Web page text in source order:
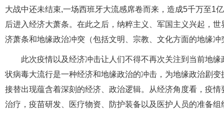
大战中还未结束,一场西班牙大流感席卷而来，造成5千万至1
后进入经济大萧条。在此之后，纳粹主义、军国主义兴起，
济萧条和地缘政治冲突（包括文明、宗教、文化方面的地缘
此次疫情以及经济冲击让人们不得不再次关注到当前地
状病毒大流行是一种经济和地缘政治的冲击，为地缘政治剧
接替出现蕴含着深刻的经济、政治逻辑。从经济角度看，疫
治疗，疫苗研发、医疗物资、防护装备以及医护人员的准备